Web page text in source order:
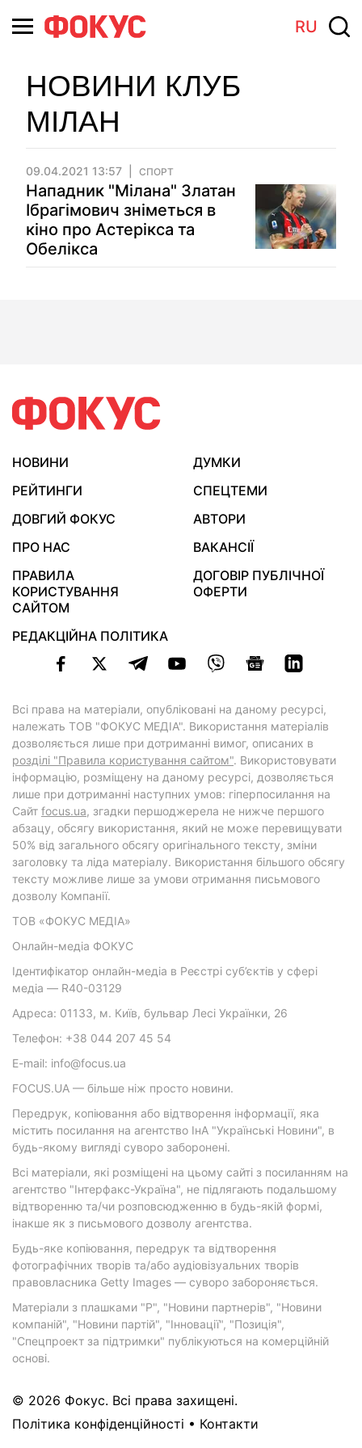
RU
НОВИНИ КЛУБ
МІЛАН
09.04.2021 13:57 СПОРТ
Нападник "Мілана" Златан
Ібрагімович зніметься в
кіно про Астерікса та
Обелікса
НОВИНИ
ДУМКИ
РЕЙТИНГИ
СПЕЦТЕМИ
ДОВГИЙ ФОКУС
АВТОРИ
ПРО НАС
ВАКАНСІЇ
ПРАВИЛА
КОРИСТУВАННЯ
САЙТОМ
ДОГОВІР ПУБЛІЧНОЇ
ОФЕРТИ
РЕДАКЦІЙНА ПОЛІТИКА
Всі права на матеріали, опубліковані на даному ресурсі,
належать ТОВ "ФОКУС МЕДІА". Використання матеріалів
дозволяється лише при дотриманні вимог, описаних в
розділі "Правила користування сайтом". Використовувати
інформацію, розміщену на даному ресурсі, дозволяється
лише при дотриманні наступних умов: гіперпосилання на
Cайт focus.ua, згадки першоджерела не нижче першого
абзацу, обсягу використання, який не може перевищувати
50% від загального обсягу оригінального тексту, зміни
заголовку та ліда матеріалу. Використання більшого обсягу
тексту можливе лише за умови отримання письмового
дозволу Компанії.
ТОВ «ФОКУС МЕДІА»
Онлайн-медіа ФОКУС
Ідентифікатор онлайн-медіа в Реєстрі суб’єктів у сфері
медіа — R40-03129
Адреса: 01133, м. Київ, бульвар Лесі Українки, 26
Телефон: +38 044 207 45 54
E-mail: info@focus.ua
FOCUS.UA — більше ніж просто новини.
Передрук, копіювання або відтворення інформації, яка
містить посилання на агентство ІнА "Українські Новини", в
будь-якому вигляді суворо заборонені.
Всі матеріали, які розміщені на цьому сайті з посиланням на
агентство "Інтерфакс-Україна", не підлягають подальшому
відтворенню та/чи розповсюдженню в будь-якій формі,
інакше як з письмового дозволу агентства.
Будь-яке копіювання, передрук та відтворення
фотографічних творів та/або аудіовізуальних творів
правовласника Getty Images — суворо забороняється.
Матеріали з плашками "Р", "Новини партнерів", "Новини
компаній", "Новини партій", "Інновації", "Позиція",
"Спецпроект за підтримки" публікуються на комерційній
основі.
© 2026 Фокус. Всі права захищені.
Політика конфіденційності • Контакти